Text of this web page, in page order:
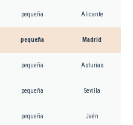
pequeña Alicante
pequeña Madrid
pequeña Asturias
pequeña Sevilla
pequeña Jaén